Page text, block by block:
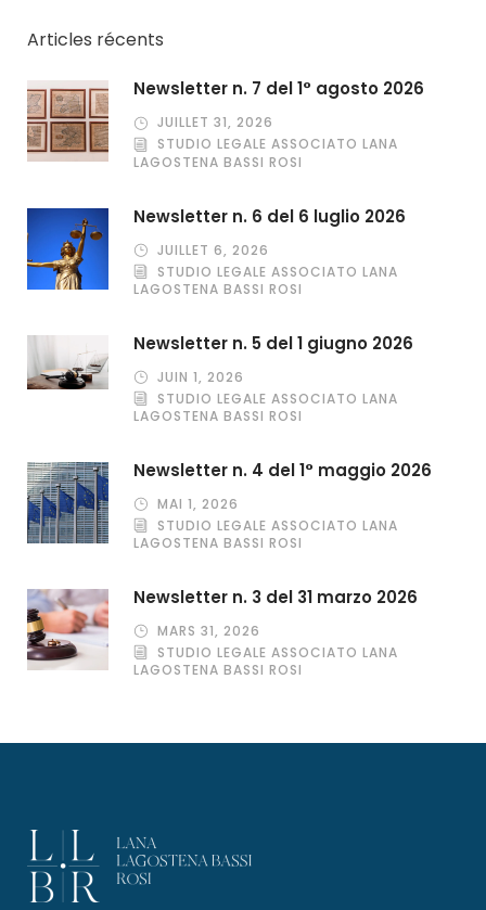
Articles récents
Newsletter n. 7 del 1° agosto 2026
JUILLET 31, 2026
STUDIO LEGALE ASSOCIATO LANA
LAGOSTENA BASSI ROSI
Newsletter n. 6 del 6 luglio 2026
JUILLET 6, 2026
STUDIO LEGALE ASSOCIATO LANA
LAGOSTENA BASSI ROSI
Newsletter n. 5 del 1 giugno 2026
JUIN 1, 2026
STUDIO LEGALE ASSOCIATO LANA
LAGOSTENA BASSI ROSI
Newsletter n. 4 del 1° maggio 2026
MAI 1, 2026
STUDIO LEGALE ASSOCIATO LANA
LAGOSTENA BASSI ROSI
Newsletter n. 3 del 31 marzo 2026
MARS 31, 2026
STUDIO LEGALE ASSOCIATO LANA
LAGOSTENA BASSI ROSI